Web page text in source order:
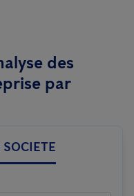
des
par